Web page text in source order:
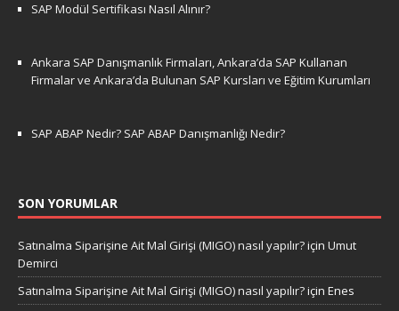
SAP Modül Sertifikası Nasıl Alınır?
Ankara SAP Danışmanlık Firmaları, Ankara’da SAP Kullanan
Firmalar ve Ankara’da Bulunan SAP Kursları ve Eğitim Kurumları
SAP ABAP Nedir? SAP ABAP Danışmanlığı Nedir?
SON YORUMLAR
Satınalma Siparişine Ait Mal Girişi (MIGO) nasıl yapılır?için Umut
Demirci
Satınalma Siparişine Ait Mal Girişi (MIGO) nasıl yapılır?için Enes